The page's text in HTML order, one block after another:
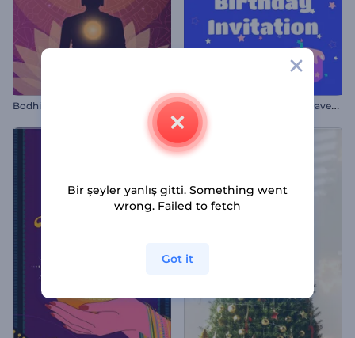
Bodhi Günü Animasyonları R
engarenk Doğum Günü Davetiyesi
Bir şeyler yanlış gitti. Something went
wrong. Failed to fetch
Got it